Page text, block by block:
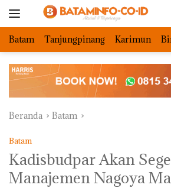
Batam Tanjungpinang Karimun
Beranda Batam
Batam
Kadisbudpar Akan
Manajemen Nagoya